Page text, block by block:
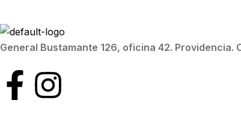
General Bustamante 126, oficina 42. Providencia.